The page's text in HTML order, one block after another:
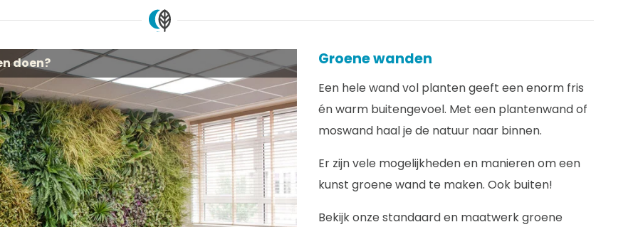
doen? Groene wanden
Een hele wand vol planten geeft een enorm fris
én warm buitengevoel. Met een plantenwand of
moswand haal je de natuur naar binnen.
Er zijn vele mogelijkheden en manieren om een
kunst groene wand te maken. Ook buiten!
Bekijk onze standaard en maatwerk groene